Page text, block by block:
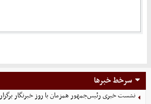
سرخط خبرها
نشست خبری رئیس‌جمهور همزمان با روز خبرنگار